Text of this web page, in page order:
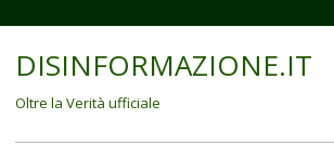
DISINFORMAZIONE.IT
Oltre la Verità ufficiale